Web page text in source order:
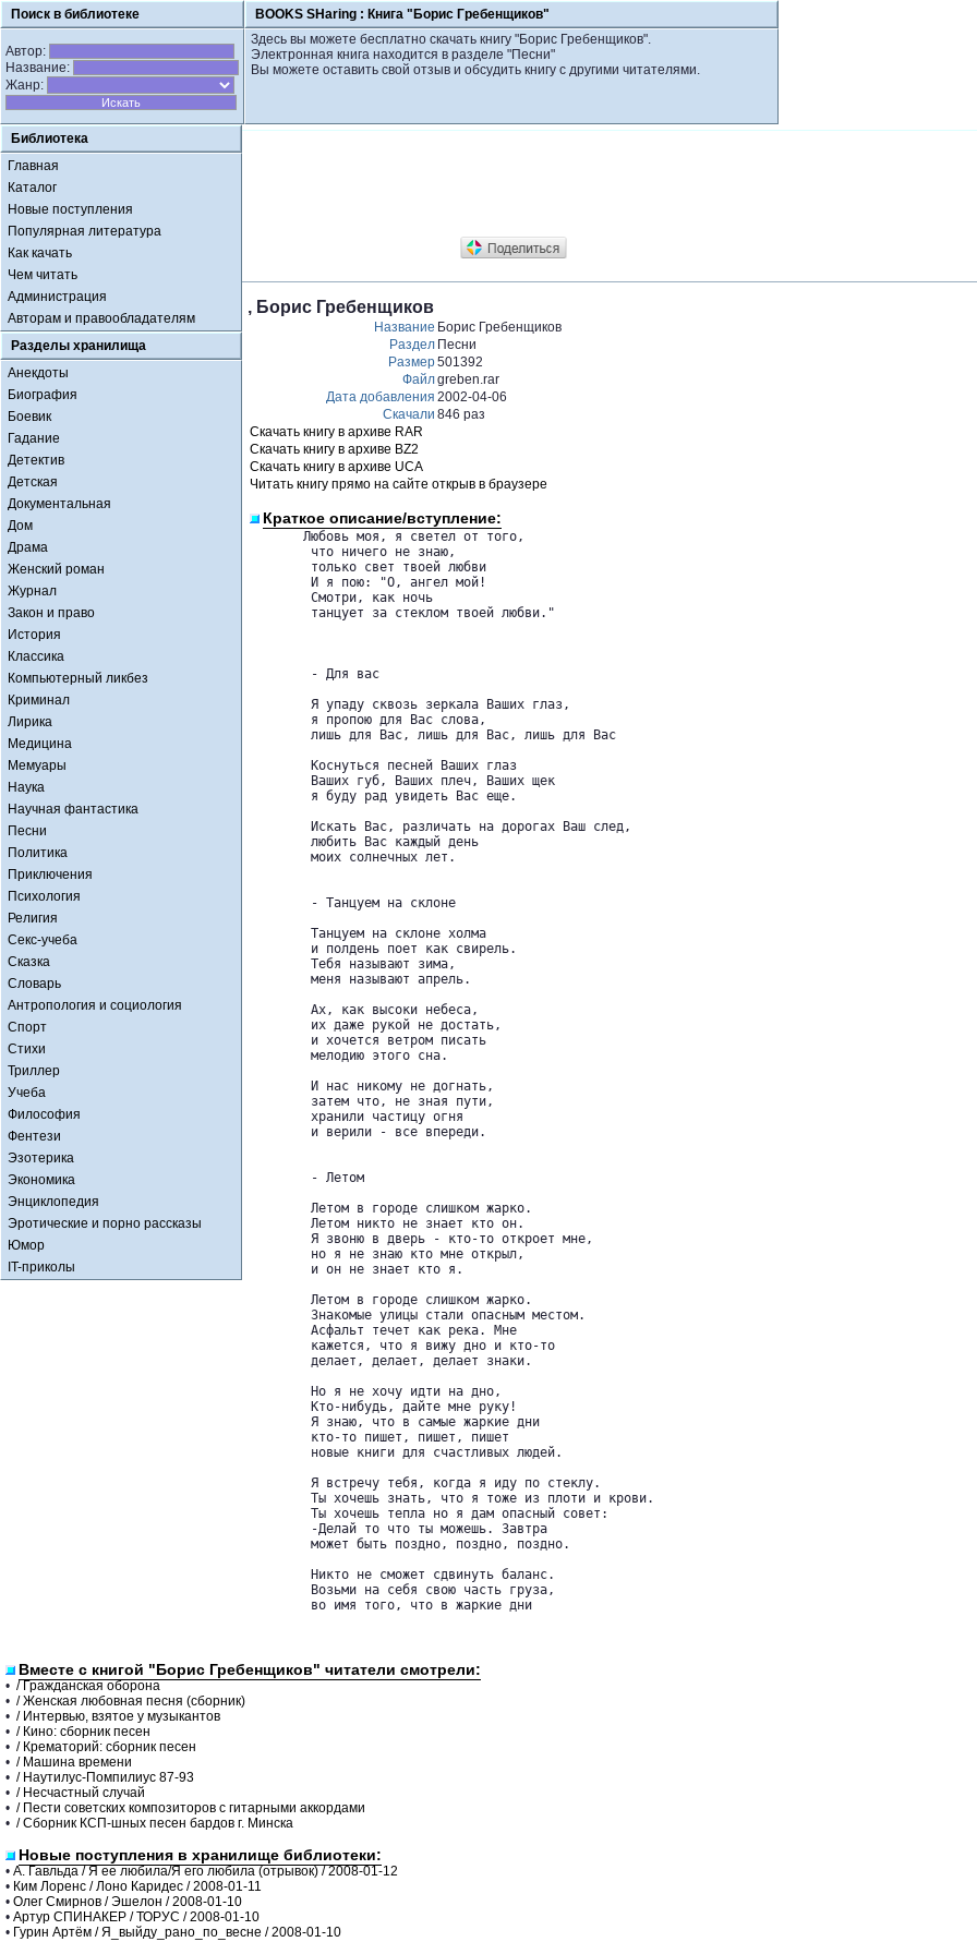
Поиск в библиотеке BOOKS SHaring : Книга "Борис Гребенщиков"
Автор:
Название:
Жанр:
Здесь вы можете бесплатно скачать книгу "Борис Гребенщиков".
Электронная книга находится в разделе "Песни"
Вы можете оставить свой отзыв и обсудить книгу с другими читателями.
Библиотека
Главная
Каталог
Новые поступления
Популярная литература
Как качать
Чем читать
Администрация
Авторам и правообладателям
Разделы хранилища
Анекдоты
Биография
Боевик
Гадание
Детектив
Детская
Документальная
Дом
Драма
Женский роман
Журнал
Закон и право
История
Классика
Компьютерный ликбез
Криминал
Лирика
Медицина
Мемуары
Наука
Научная фантастика
Песни
Политика
Приключения
Психология
Религия
Секс-учеба
Сказка
Словарь
Антропология и социология
Спорт
Стихи
Триллер
Учеба
Философия
Фентези
Эзотерика
Экономика
Энциклопедия
Эротические и порно рассказы
Юмор
IT-приколы
, Борис Гребенщиков
Название Борис Гребенщиков
Раздел Песни
Размер501392
Файлgreben.rar
Дата добавления 2002-04-06
Скачали 846 раз
Скачать книгу в архиве RAR
Скачать книгу в архиве BZ2
Скачать книгу в архиве UCA
Читать книгу прямо на сайте открыв в браузере
Краткое описание/вступление:
       Любовь моя, я светел от того,
        что ничего не знаю,
        только свет твоей любви
        И я пою: "О, ангел мой!
        Смотри, как ночь
        танцует за стеклом твоей любви."
        - Для вас
        Я упаду сквозь зеркала Ваших глаз,
        я пропою для Вас слова,
        лишь для Вас, лишь для Вас, лишь для Вас
        Коснуться песней Ваших глаз
        Ваших губ, Ваших плеч, Ваших щек
        я буду рад увидеть Вас еще.
        Искать Вас, различать на дорогах Ваш след,
        любить Вас каждый день
        моих солнечных лет.
        - Танцуем на склоне
        Танцуем на склоне холма
        и полдень поет как свирель.
        Тебя называют зима,
        меня называют апрель.
        Ах, как высоки небеса,
        их даже рукой не достать,
        и хочется ветром писать
        мелодию этого сна.
        И нас никому не догнать,
        затем что, не зная пути,
        хранили частицу огня
        и верили - все впереди.
        - Летом
        Летом в городе слишком жарко.
        Летом никто не знает кто он.
        Я звоню в дверь - кто-то откроет мне,
        но я не знаю кто мне открыл,
        и он не знает кто я.
        Летом в городе слишком жарко.
        Знакомые улицы стали опасным местом.
        Асфальт течет как река. Мне
        кажется, что я вижу дно и кто-то
        делает, делает, делает знаки.
        Но я не хочу идти на дно,
        Кто-нибудь, дайте мне руку!
        Я знаю, что в самые жаркие дни
        кто-то пишет, пишет, пишет
        новые книги для счастливых людей.
        Я встречу тебя, когда я иду по стеклу.
        Ты хочешь знать, что я тоже из плоти и крови.
        Ты хочешь тепла но я дам опасный совет:
        -Делай то что ты можешь. Завтра
        может быть поздно, поздно, поздно.
        Никто не сможет сдвинуть баланс.
        Возьми на себя свою часть груза,
        во имя того, что в жаркие дни
Вместе с книгой "Борис Гребенщиков" читатели смотрели:
• / Гражданская оборона
• / Женская любовная песня (сборник)
• / Интервью, взятое у музыкантов
• / Кино: сборник песен
• / Крематорий: сборник песен
• / Машина времени
• / Наутилус-Помпилиус 87-93
• / Несчастный случай
• / Пести советских композиторов с гитарными аккордами
• / Сборник КСП-шных песен бардов г. Минска
Новые поступления в хранилище библиотеки:
• А. Гавльда / Я ее любила/Я его любила (отрывок) / 2008-01-12
• Ким Лоренс / Лоно Каридес / 2008-01-11
• Олег Смирнов / Эшелон / 2008-01-10
• Артур СПИНАКЕР / ТОРУС / 2008-01-10
• Гурин Артём / Я_выйду_рано_по_весне / 2008-01-10